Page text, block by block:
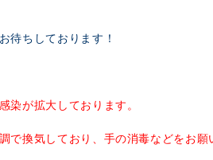
待ちしております！
染が拡大しております。
で換気しており、手の消毒などをお願